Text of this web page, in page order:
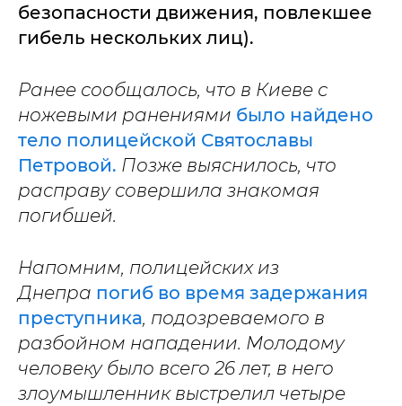
безопасности движения, повлекшее
гибель нескольких лиц).
Ранее сообщалось, что в Киеве с
ножевыми ранениями было найдено
тело полицейской Святославы
Петровой. Позже выяснилось, что
расправу совершила знакомая
погибшей.
Напомним, полицейских из
Днепра погиб во время задержания
преступника, подозреваемого в
разбойном нападении. Молодому
человеку было всего 26 лет, в него
злоумышленник выстрелил четыре